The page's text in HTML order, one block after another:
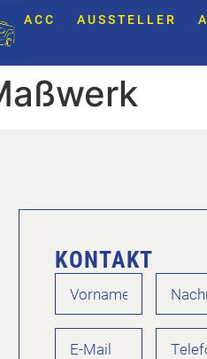
ACC AUSSTELLER
KONTAKT